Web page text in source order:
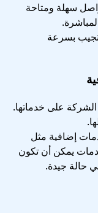
سهلة ومتاحة
بسرعة
على خدماتها.
إضافية مثل
يمكن أن تكون
حالة جيدة.